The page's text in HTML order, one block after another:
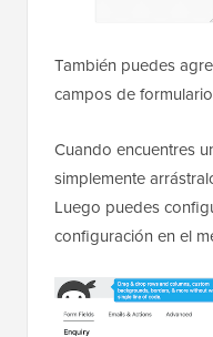
También puedes
campos de
Cuando encuentres
simplemente
Luego puedes
configuración en el